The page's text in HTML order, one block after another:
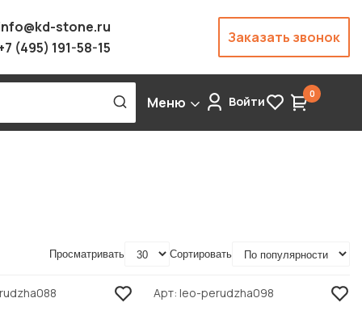
stone.ru
(495) 191-58-15
Заказать звонок
Меню Войти 0
Просматривать Сортировать
Арт leo-perudzha098